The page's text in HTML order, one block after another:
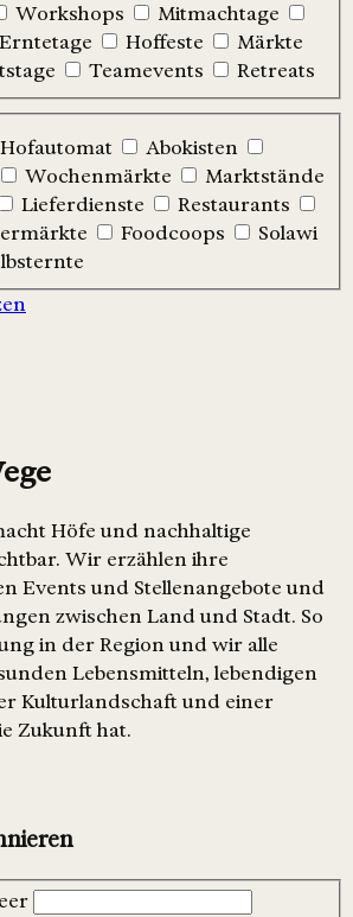
Workshops
Mitmachtage
Erntetage Hoffeste
Märkte
Teamevents
Retreats
Hofautomat
Abokisten
Wochenmärkte
Marktstände
Lieferdienste
Restaurants
Foodcoops
Solawi
Höfe und nachhaltige
Wir erzählen ihre
Events und Stellenangebote und
zwischen Land und Stadt. So
in der Region und wir alle
Lebensmitteln, lebendigen
Kulturlandschaft und einer
Zukunft hat.